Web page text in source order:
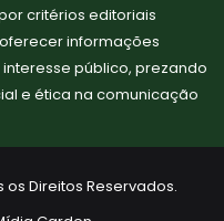
critérios editoriais
informações
público, prezando
e ética na comunicação
Direitos Reservados.